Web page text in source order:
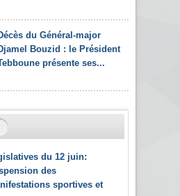
du Général-major
Bouzid : le Président
présente ses...
du 12 juin:
des
sportives et